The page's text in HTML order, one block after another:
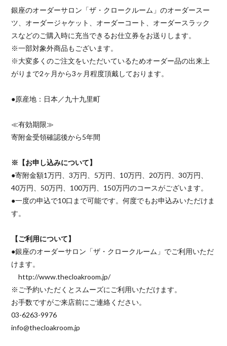
銀座のオーダーサロン「ザ・クロークルーム」のオーダースー
ツ、オーダージャケット、オーダーコート、オーダースラック
スなどのご購入時に充当できるお仕立券をお送りします。
※一部対象外商品もございます。
※大変多くのご注文をいただいているためオーダー品の出来上
がりまで2ヶ月から3ヶ月程度頂戴しております。
●原産地：日本／九十九里町
≪有効期限≫
寄附金受領確認後から5年間
※【お申し込みについて】
●寄附金額1万円、3万円、5万円、10万円、20万円、30万円、
40万円、50万円、100万円、150万円のコースがございます。
●一度の申込で10口まで可能です。何度でもお申込みいただけま
す。
【ご利用について】
●銀座のオーダーサロン「ザ・クロークルーム」でご利用いただ
けます。
http://www.thecloakroom.jp/
※ご予約いただくとスムーズにご利用いただけます。
お手数ですがご来店前にご連絡ください。
03-6263-9976
info@thecloakroom.jp